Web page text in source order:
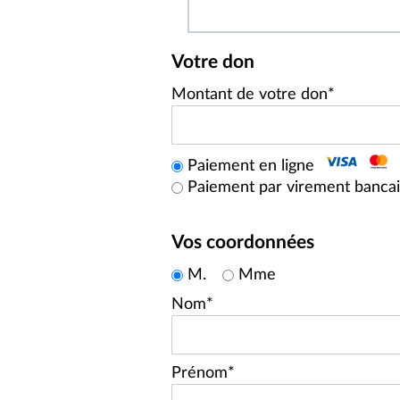
Votre don
Montant de votre don*
Paiement en ligne
Paiement par virement
Vos coordonnées
M.
Mme
Nom*
Prénom*